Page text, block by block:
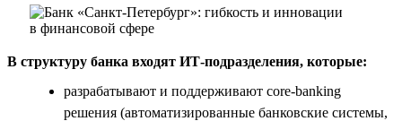
В структуру банка входят ИТ-подразделения, которые:
разрабатывают и поддерживают core-banking
решения (автоматизированные банковские системы,